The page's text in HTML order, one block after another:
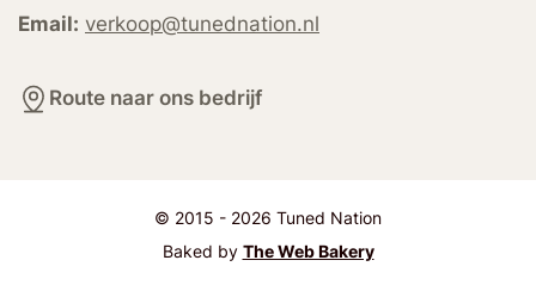
Email: verkoop@tunednation.nl
Route naar ons bedrijf
© 2015 - 2026 Tuned Nation
Baked by The Web Bakery